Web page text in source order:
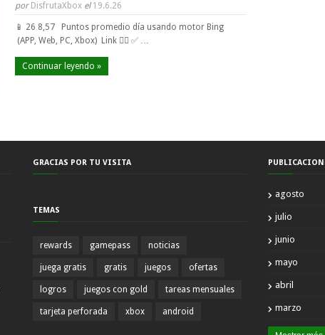
por DisfrutaXbox el19.6.26
📱 26 8,57 Puntos promedio día usando motor Bing
(APP, Web, PC, Xbox) Link 👈🏼 ✅ …
Continuar leyendo »
GRACIAS POR TU VISITA
TEMAS
rewards gamepass noticias
juega gratis gratis juegos ofertas
logros juegos con gold tareas mensuales
tarjeta perforada xbox android
agosto
julio
junio
mayo
abril
marzo